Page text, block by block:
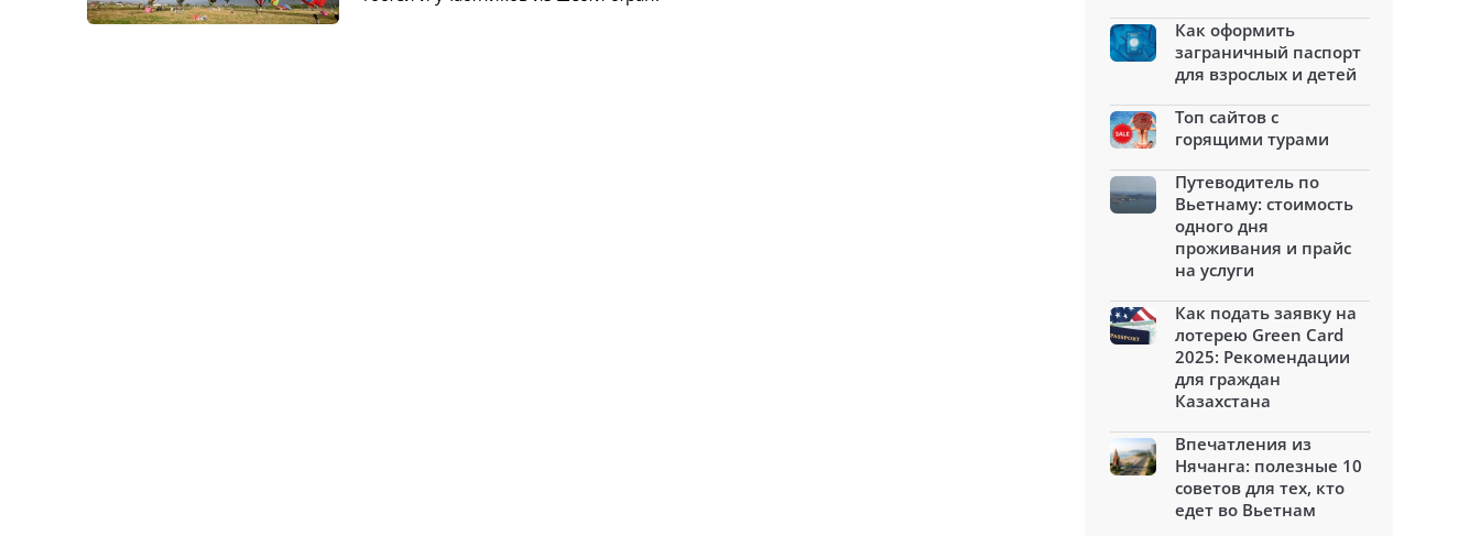
Как оформить
заграничный паспорт
для взрослых и детей
Топ сайтов с
горящими турами
Путеводитель по
Вьетнаму: стоимость
одного дня
проживания и прайс
на услуги
Как подать заявку на
лотерею Green Card
2025: Рекомендации
для граждан
Казахстана
Впечатления из
Нячанга: полезные 10
советов для тех, кто
едет во Вьетнам